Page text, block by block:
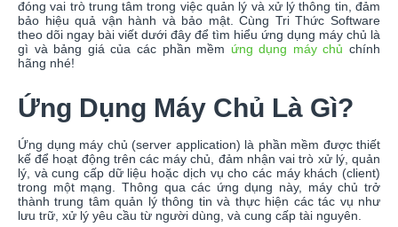
đóng vai trò trung tâm trong việc quản lý và xử lý thông tin, đảm
bảo hiệu quả vận hành và bảo mật. Cùng Tri Thức Software
theo dõi ngay bài viết dưới đây để tìm hiểu ứng dụng máy chủ là
gì và bảng giá của các phần mềm ứng dụng máy chủ chính
hãng nhé!
Ứng Dụng Máy Chủ Là Gì?
Ứng dụng máy chủ (server application) là phần mềm được thiết
kế để hoạt động trên các máy chủ, đảm nhận vai trò xử lý, quản
lý, và cung cấp dữ liệu hoặc dịch vụ cho các máy khách (client)
trong một mạng. Thông qua các ứng dụng này, máy chủ trở
thành trung tâm quản lý thông tin và thực hiện các tác vụ như
lưu trữ, xử lý yêu cầu từ người dùng, và cung cấp tài nguyên.